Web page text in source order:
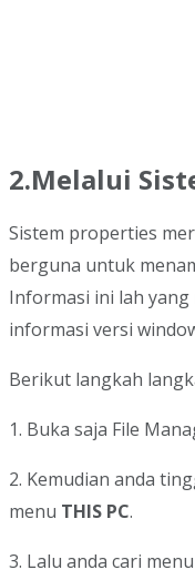
2.Melalui
Sistem properties
berguna untuk
Informasi ini lah
informasi versi
Berikut langkah
1. Buka saja File
2. Kemudian anda
menu THIS PC.
3. Lalu anda cari menu